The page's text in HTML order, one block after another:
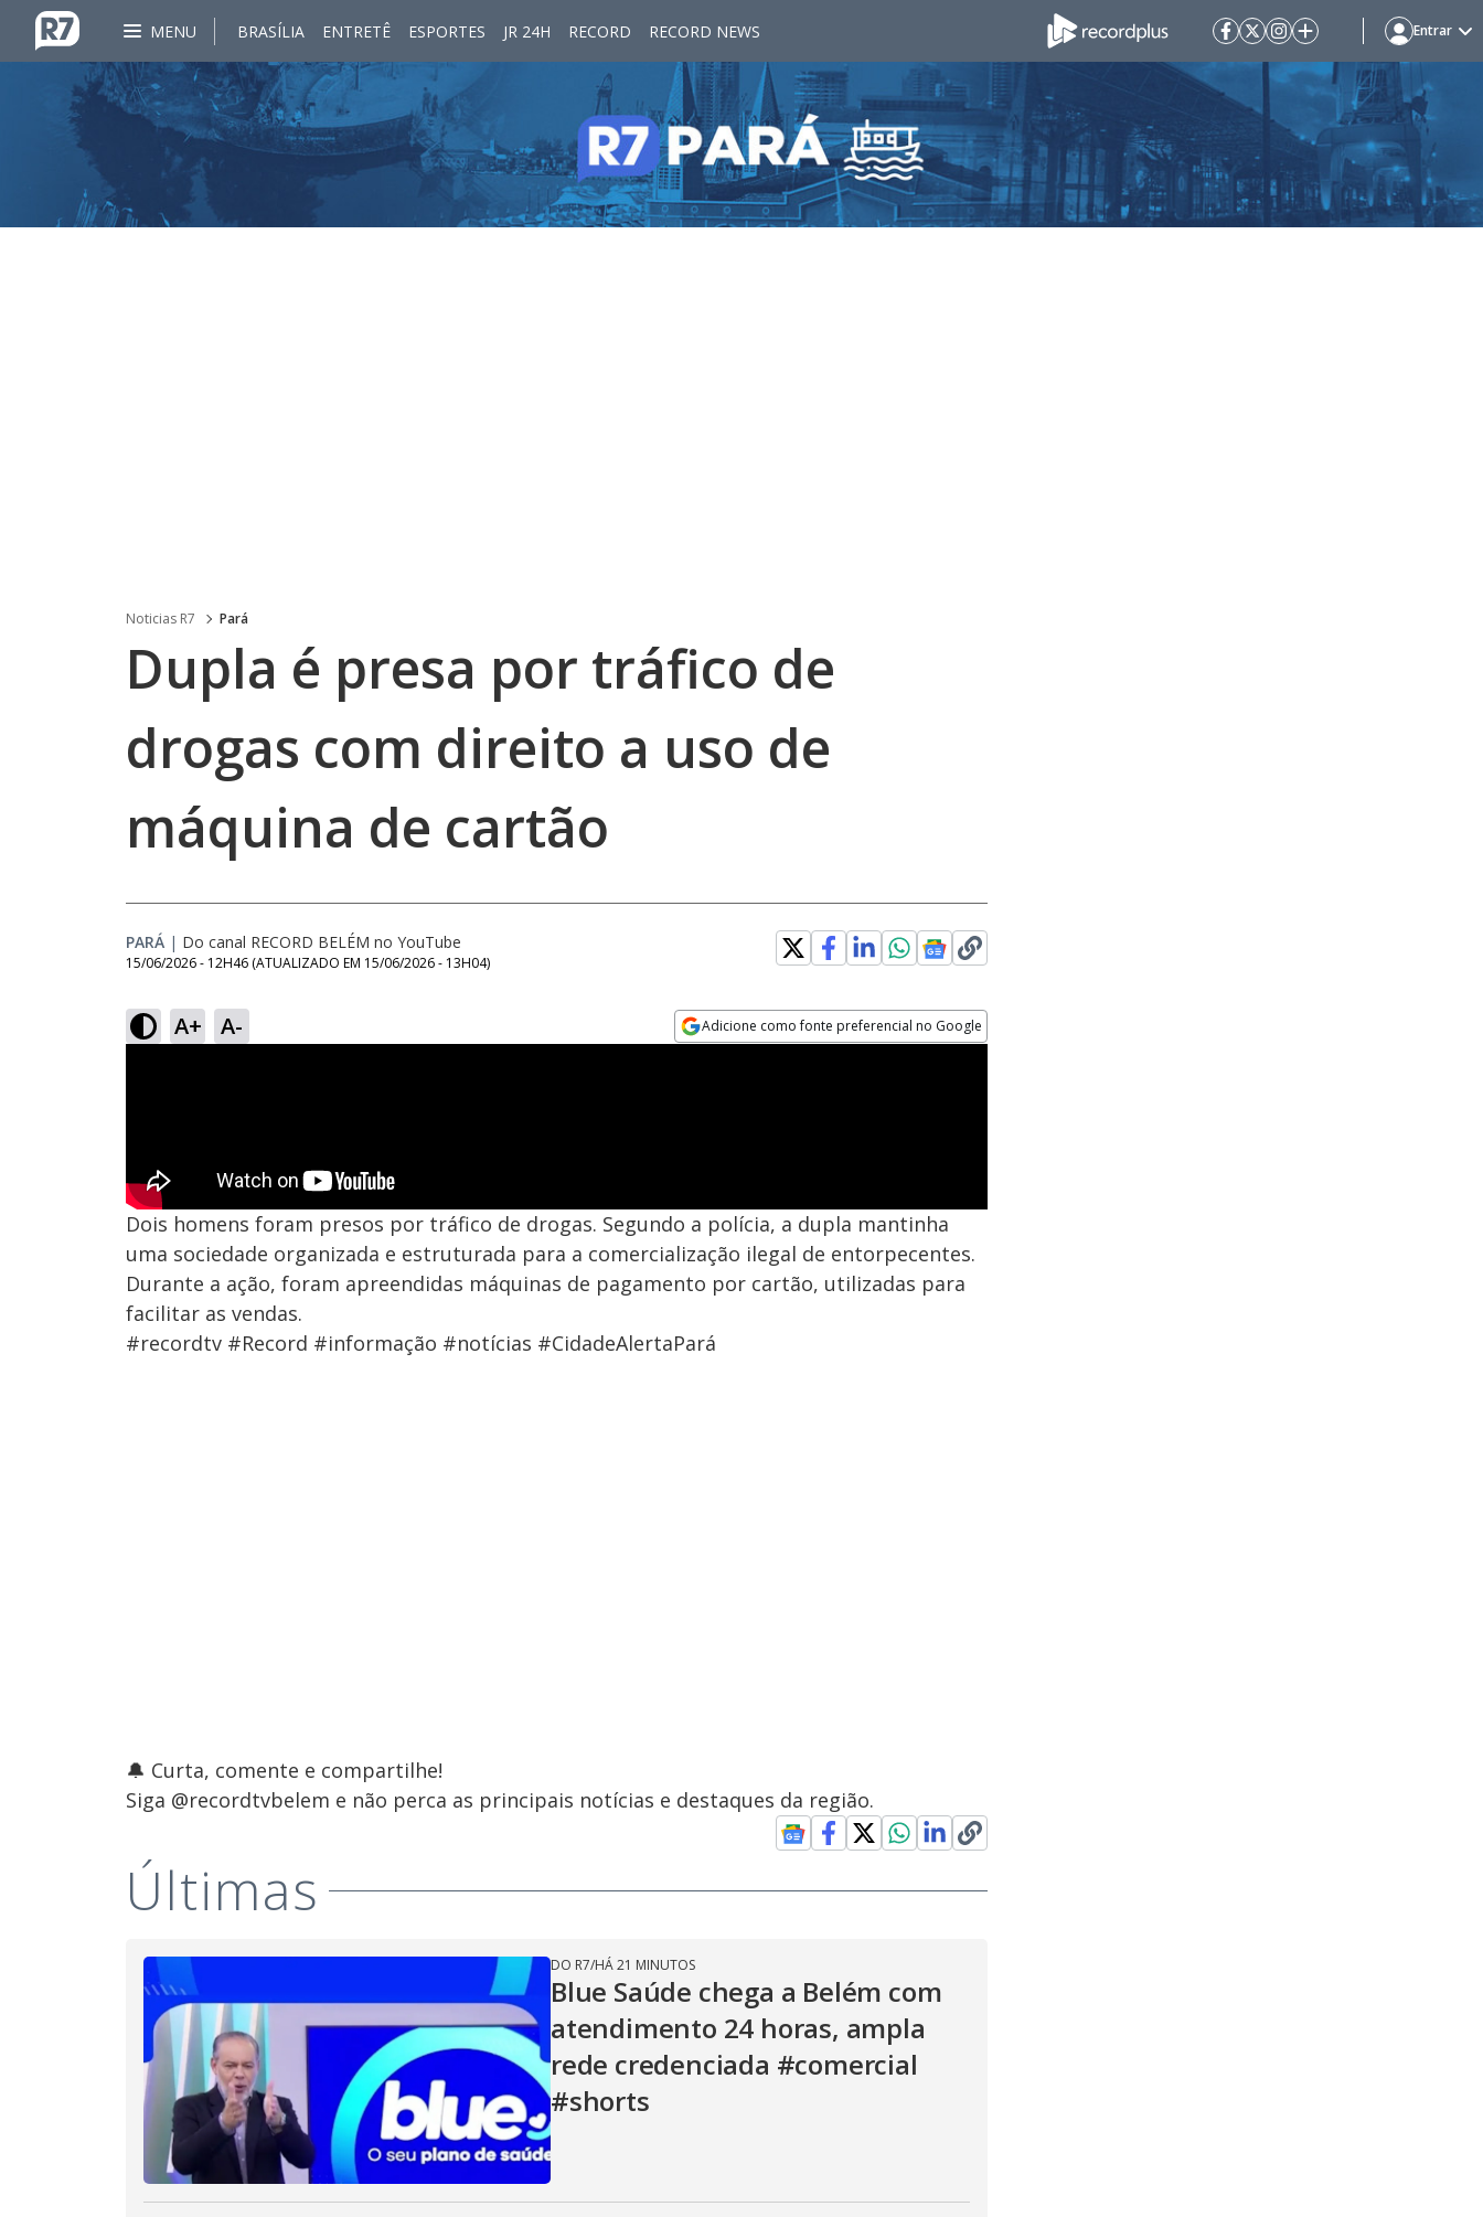
MENU BRASÍLIA ENTRETÊ ESPORTES JR 24H RECORD RECORD NEWS Entrar
Noticias R7 Pará
Dupla é presa por tráfico de
drogas com direito a uso de
máquina de cartão
PARÁ | Do canal RECORD BELÉM no YouTube
15/06/2026 - 12H46 (ATUALIZADO EM 15/06/2026 - 13H04)
A+ A- Adicione como fonte preferencial no Google
Dois homens foram presos por tráfico de drogas. Segundo a polícia, a dupla mantinha
uma sociedade organizada e estruturada para a comercialização ilegal de entorpecentes.
Durante a ação, foram apreendidas máquinas de pagamento por cartão, utilizadas para
facilitar as vendas.
#recordtv #Record #informação #notícias #CidadeAlertaPará
🔔 Curta, comente e compartilhe!
Siga @recordtvbelem e não perca as principais notícias e destaques da região.
Últimas
DO R7/HÁ 21 MINUTOS
Blue Saúde chega a Belém com
atendimento 24 horas, ampla
rede credenciada #comercial
#shorts